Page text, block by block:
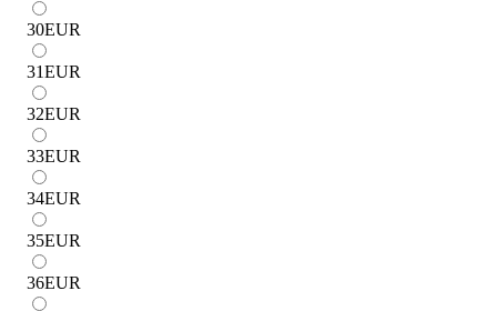
30EUR
31EUR
32EUR
33EUR
34EUR
35EUR
36EUR